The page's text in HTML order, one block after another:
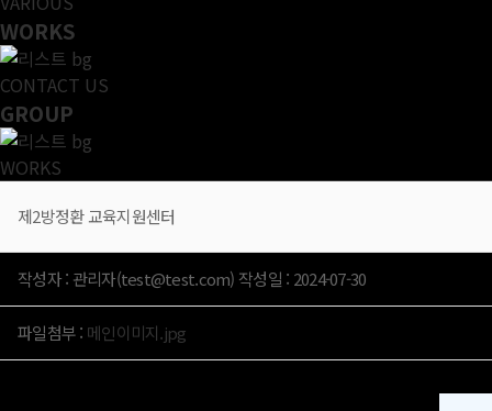
WORKS
CONTACT US
GROUP
WORKS
제2방정환 교육지원센터
작성자 : 관리자(test@test.com) 작성일 : 2024-07-30
파일첨부 : 메인이미지.jpg